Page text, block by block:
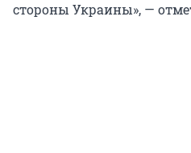
стороны Украины», —